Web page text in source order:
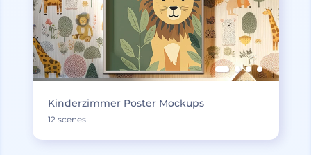
Kinderzimmer Poster Mockups
12 scenes